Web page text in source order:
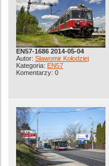
EN57-1686 2014-05-04
Autor: Sławomir Kołodziej
Kategoria: EN57
Komentarzy: 0